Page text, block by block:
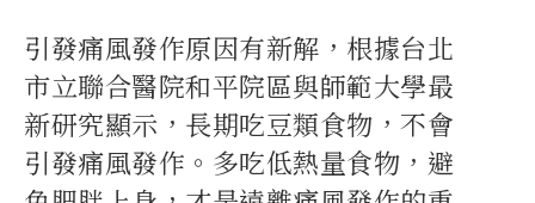
引發痛風發作原因有新解，根據台北
市立聯合醫院和平院區與師範大學最
新研究顯示，長期吃豆類食物，不會
引發痛風發作。多吃低熱量食物，避